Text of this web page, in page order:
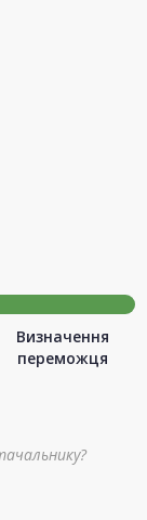
Визначення
переможця